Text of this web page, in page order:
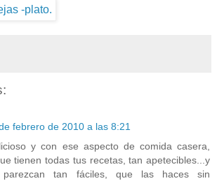
febrero de 2010 a las 8:21
y con ese aspecto de comida casera,
tienen todas tus recetas, tan apetecibles...y
tan fáciles, que las haces sin